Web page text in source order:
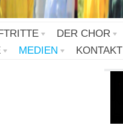
DER CHOR
MEDIEN KONTAKT